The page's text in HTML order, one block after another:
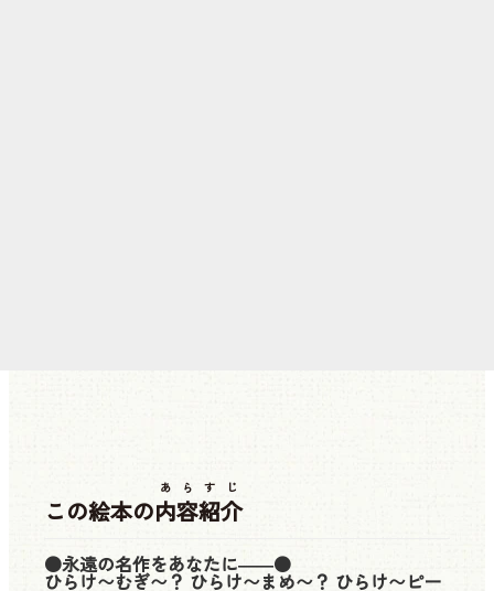
この絵本の内容紹介
あらすじ
●永遠の名作をあなたに――●
ひらけ〜むぎ〜？ ひらけ〜まめ〜？ ひらけ〜ピー